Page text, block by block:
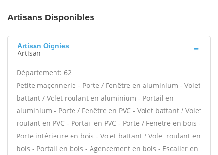
Artisans Disponibles
Artisan Oignies
Artisan
Département: 62
Petite maçonnerie - Porte / Fenêtre en aluminium - Volet
battant / Volet roulant en aluminium - Portail en
aluminium - Porte / Fenêtre en PVC - Volet battant / Volet
roulant en PVC - Portail en PVC - Porte / Fenêtre en bois -
Porte intérieure en bois - Volet battant / Volet roulant en
bois - Portail en bois - Agencement en bois - Escalier en